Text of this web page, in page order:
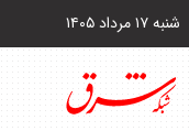
شنبه ۱۷ مرداد ۱۴۰۵